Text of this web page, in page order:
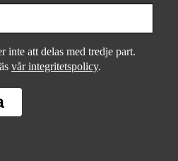
inte att delas med tredje part.
vår integritetspolicy.